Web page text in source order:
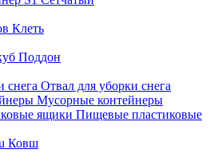
Клеть
Поддон
Отвал для уборки снега
Мусорные контейнеры
Пищевые пластиковые
Ковш